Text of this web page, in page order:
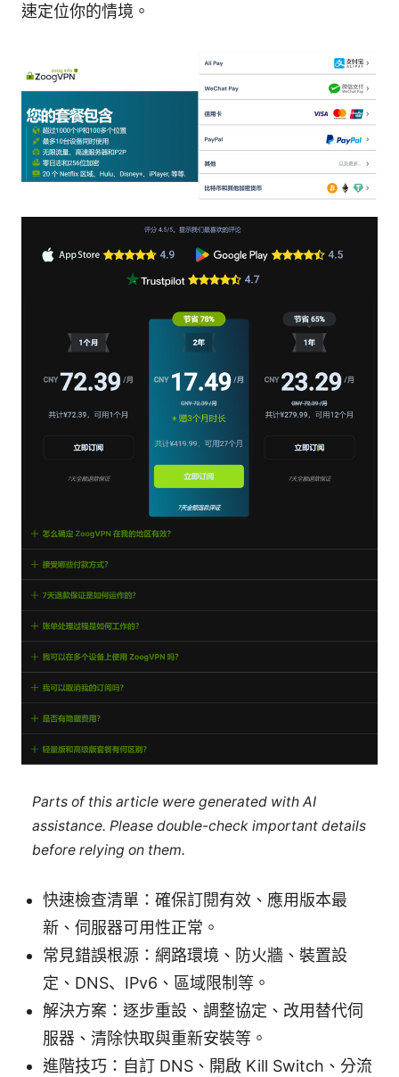
速定位你的情境。
Parts of this article were generated with AI
assistance. Please double-check important details
before relying on them.
快速檢查清單：確保訂閱有效、應用版本最
新、伺服器可用性正常。
常見錯誤根源：網路環境、防火牆、裝置設
定、DNS、IPv6、區域限制等。
解決方案：逐步重設、調整協定、改用替代伺
服器、清除快取與重新安裝等。
進階技巧：自訂 DNS、開啟 Kill Switch、分流